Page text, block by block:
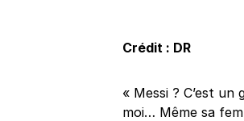
Crédit : DR
« Messi ? C’est
moi… Même sa